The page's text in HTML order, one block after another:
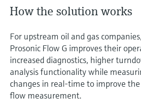
How the solution works
For upstream oil and gas
Prosonic Flow G improves their
increased diagnostics, higher
analysis functionality while
changes in real-time to improve the
flow measurement.